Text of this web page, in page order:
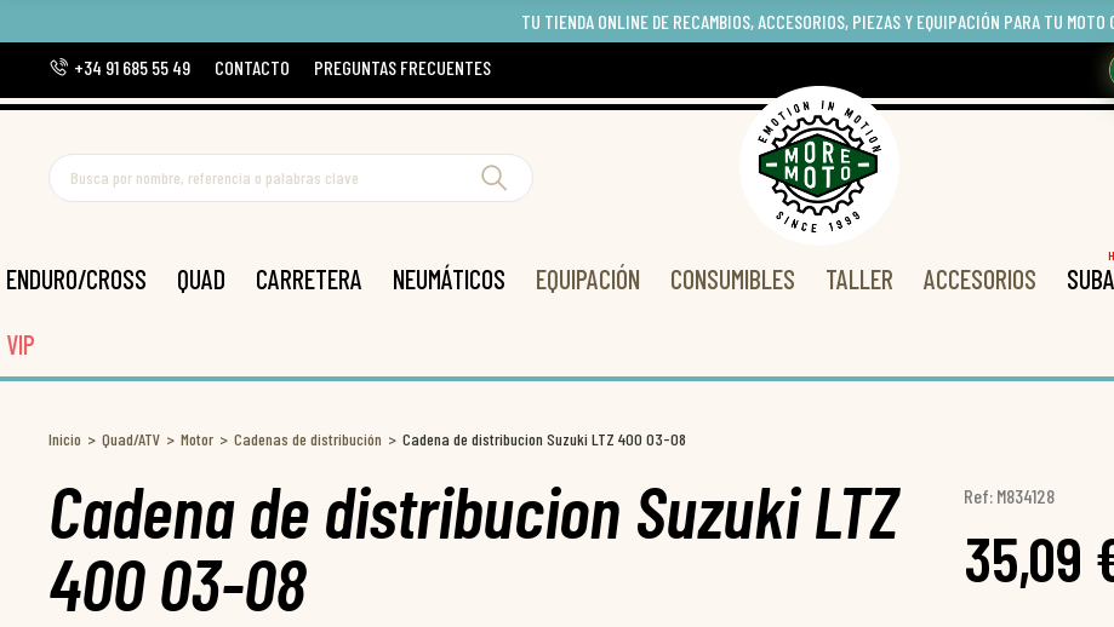
TU TIENDA ONLINE DE RECAMBIOS, ACCESORIOS, PIEZAS Y EQUIPACIÓN PARA TU MOTO
+34 91 685 55 49
CONTACTO PREGUNTAS FRECUENTES
ENDURO/CROSS QUAD CARRETERA NEUMÁTICOS EQUIPACIÓN CONSUMIBLES TALLER ACCESORIOS
VIP
Inicio Quad/ATV Motor Cadenas de distribución Cadena de distribucion Suzuki LTZ 400 03-08
Cadena de distribucion Suzuki LTZ
400 03-08
Ref: M834128
35,09